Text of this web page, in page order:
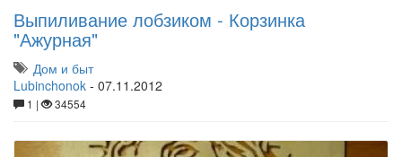
Выпиливание лобзиком - Корзинка
"Ажурная"
Дом и быт
Lubinchonok - 07.11.2012
1 | 34554